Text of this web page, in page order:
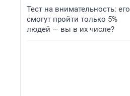
Тест на внимательность: его
смогут пройти только 5%
людей — вы в их числе?